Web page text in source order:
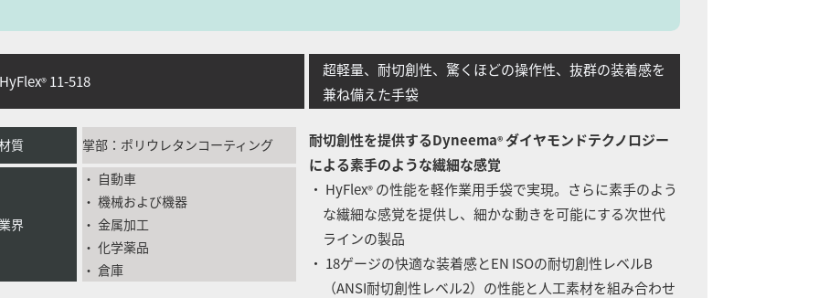
® 11-518
超軽量、耐切創性、驚くほどの操作性、抜群の装着感を
兼ね備えた手袋
質 掌部：ポリウレタンコーティング
界
・ 自動車
・ 機械および機器
・ 金属加工
・ 化学薬品
・ 倉庫
耐切創性を提供するDyneema®ダイヤモンドテクノロジー
による素手のような繊細な感覚
・ HyFlex® の性能を軽作業用手袋で実現。さらに素手のよう
な繊細な感覚を提供し、細かな動きを可能にする次世代
ラインの製品
・ 18ゲージの快適な装着感とEN ISOの耐切創性レベルB
（ANSI耐切創性レベル2）の性能と人工素材を組み合わせ